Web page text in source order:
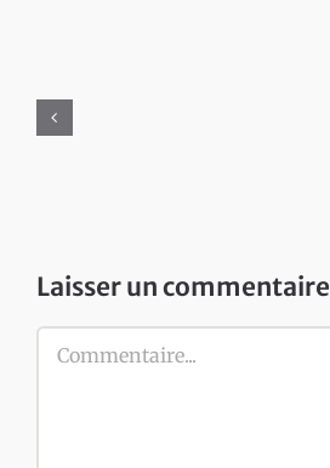
Laisser un commentaire
Commentaire